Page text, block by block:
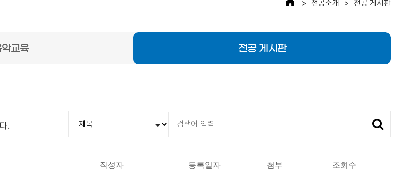
전공소개 전공 게시판
교육 전공 게시판
.
작성자 등록일자 첨부 조회수